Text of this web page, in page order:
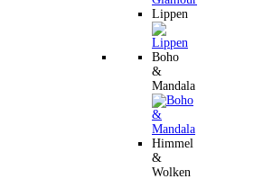
Lippen
Boho
&
Mandala
Himmel
&
Wolken